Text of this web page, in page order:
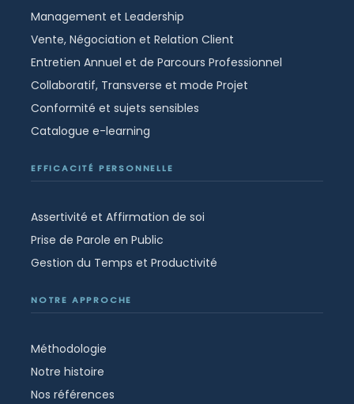
Management et Leadership
Vente, Négociation et Relation Client
Entretien Annuel et de Parcours Professionnel
Collaboratif, Transverse et mode Projet
Conformité et sujets sensibles
Catalogue e-learning
EFFICACITÉ PERSONNELLE
Assertivité et Affirmation de soi
Prise de Parole en Public
Gestion du Temps et Productivité
NOTRE APPROCHE
Méthodologie
Notre histoire
Nos références